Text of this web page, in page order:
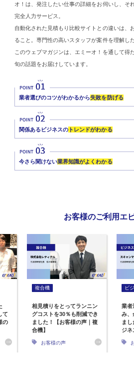
オ！は、発注したい仕事の詳細をお伺いし、そ
完全人力サービス。
自動化された見積もり比較サイトとの違いは、
ること。専門性の高いスタッフが案件を理解し
このウェブマガジンは、エミーオ！を通して得
旬の話題をお届けしています。
業者選びのコツがわかるから失敗を防げる
関係あるビジネスの トレンドがわかる
今さら聞けない業界知識がよくわかる
お客様のご利用エ
て
の
複合機
相見積りをとってランニン
グコストを30％も削減でき
ました！【お客様の声｜複
合機】
お客様の声
ビ
業者
み、
ま
ジネ